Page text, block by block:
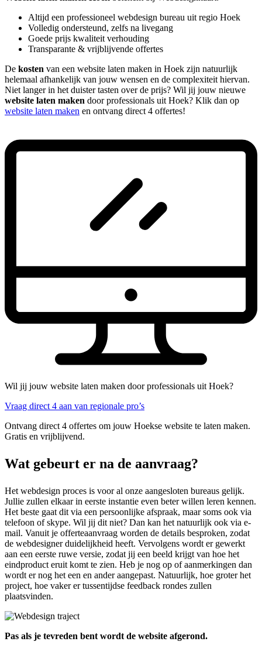
Altijd een professioneel webdesign bureau uit regio Hoek
Volledig ondersteund, zelfs na livegang
Goede prijs kwaliteit verhouding
Transparante & vrijblijvende offertes
De kosten van een website laten maken in Hoek zijn natuurlijk
helemaal afhankelijk van jouw wensen en de complexiteit hiervan.
Niet langer in het duister tasten over de prijs? Wil jij jouw nieuwe
website laten maken door professionals uit Hoek? Klik dan op
website laten maken en ontvang direct 4 offertes!
Wil jij jouw website laten maken door professionals uit Hoek?
Vraag direct 4 aan van regionale pro’s
Ontvang direct 4 offertes om jouw Hoekse website te laten maken.
Gratis en vrijblijvend.
Wat gebeurt er na de aanvraag?
Het webdesign proces is voor al onze aangesloten bureaus gelijk.
Jullie zullen elkaar in eerste instantie even beter willen leren kennen.
Het beste gaat dit via een persoonlijke afspraak, maar soms ook via
telefoon of skype. Wil jij dit niet? Dan kan het natuurlijk ook via e-
mail. Vanuit je offerteaanvraag worden de details besproken, zodat
de webdesigner duidelijkheid heeft. Vervolgens wordt er gewerkt
aan een eerste ruwe versie, zodat jij een beeld krijgt van hoe het
eindproduct eruit komt te zien. Heb je nog op of aanmerkingen dan
wordt er nog het een en ander aangepast. Natuurlijk, hoe groter het
project, hoe vaker er tussentijdse feedback rondes zullen
plaatsvinden.
Pas als je tevreden bent wordt de website afgerond.